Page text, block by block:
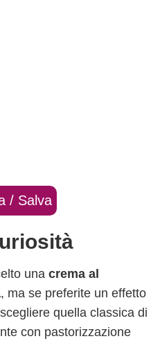
/ Salva
una crema al
, ma se preferite un effetto
quella classica di
con pastorizzazione